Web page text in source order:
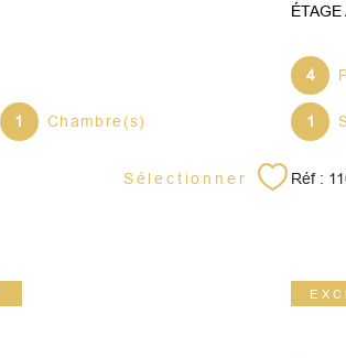
1 Chambre(s)
Sélectionner
ÉTAGE
4
1
Réf :